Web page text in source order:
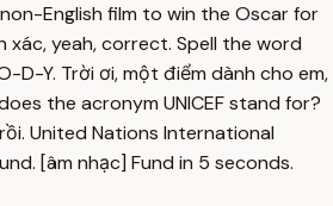
English film to win the Oscar for
xác, yeah, correct. Spell the word
D-Y. Trời ơi, một điểm dành cho em,
the acronym UNICEF stand for?
United Nations International
[âm nhạc] Fund in 5 seconds.